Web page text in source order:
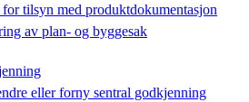
tilsyn med produktdokumentasjon
av plan- og byggesak
eller forny sentral godkjenning